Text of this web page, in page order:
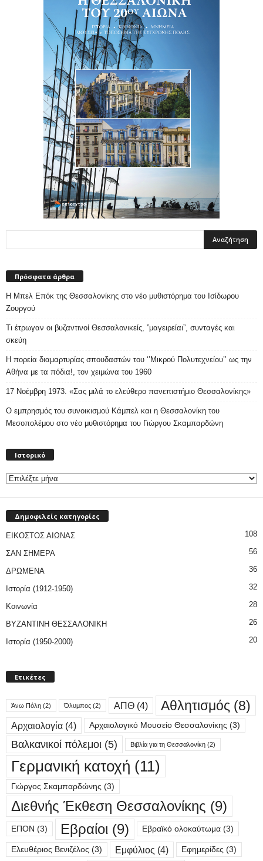
Πρόσφατα άρθρα
Η Μπελ Επόκ της Θεσσαλονίκης στο νέο μυθιστόρημα του Ισίδωρου
Ζουργού
Τι έτρωγαν οι βυζαντινοί Θεσσαλονικείς, ”μαγειρείαι”, συνταγές και
σκεύη
Η πορεία διαμαρτυρίας σπουδαστών του ‘’Μικρού Πολυτεχνείου’’ ως την
Αθήνα με τα πόδια!, τον χειμώνα του 1960
17 Νοέμβρη 1973. «Σας μιλά το ελεύθερο πανεπιστήμιο Θεσσαλονίκης»
Ο εμπρησμός του συνοικισμού Κάμπελ και η Θεσσαλονίκη του
Μεσοπολέμου στο νέο μυθιστόρημα του Γιώργου Σκαμπαρδώνη
Ιστορικό
Δημοφιλείς κατηγορίες
ΕΙΚΟΣΤΟΣ ΑΙΩΝΑΣ 108
ΣΑΝ ΣΗΜΕΡΑ 56
ΔΡΩΜΕΝΑ 36
Ιστορία (1912-1950) 32
Κοινωνία 28
ΒΥΖΑΝΤΙΝΗ ΘΕΣΣΑΛΟΝΙΚΗ 26
Ιστορία (1950-2000) 20
Ετικέτες
Άνω Πόλη (2) Όλυμπος (2) ΑΠΘ (4) Αθλητισμός (8)
Αρχαιολογία (4) Αρχαιολογικό Μουσείο Θεσσαλονίκης (3)
Βαλκανικοί πόλεμοι (5) Βιβλία για τη Θεσσαλονίκη (2)
Γερμανική κατοχή (11)
Γιώργος Σκαμπαρδώνης (3)
Διεθνής Έκθεση Θεσσαλονίκης (9)
ΕΠΟΝ (3) Εβραίοι (9) Εβραϊκό ολοκαύτωμα (3)
Ελευθέριος Βενιζέλος (3) Εμφύλιος (4) Εφημερίδες (3)